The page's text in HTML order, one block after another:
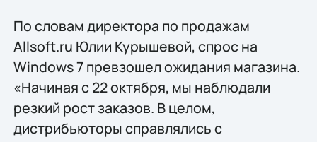
По словам директора по продажам
Allsoft.ru Юлии Курышевой, спрос на
Windows 7 превзошел ожидания магазина.
«Начиная с 22 октября, мы наблюдали
резкий рост заказов. В целом,
дистрибьюторы справлялись с